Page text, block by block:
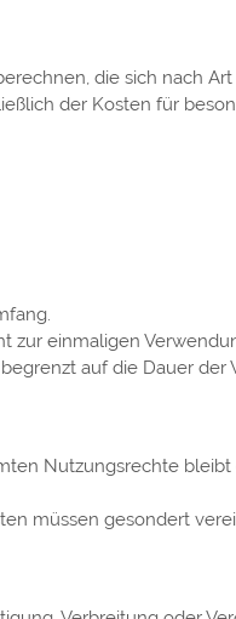
die sich nach
der Kosten für
einmaligen
auf die Dauer der
Nutzungsrechte
müssen gesondert